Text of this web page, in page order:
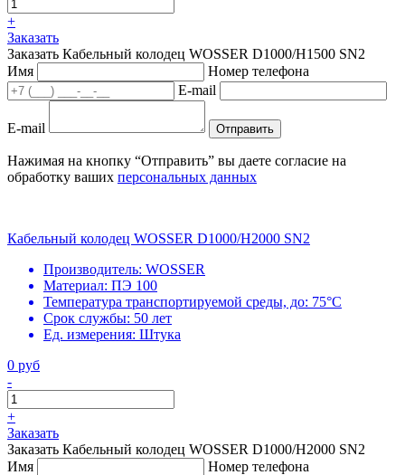
+
Заказать
Заказать Кабельный колодец WOSSER D1000/H1500 SN2
Имя
Номер телефона
E-mail
E-mail Отправить
Нажимая на кнопку “Отправить” вы даете согласие на
обработку ваших персональных данных
Кабельный колодец WOSSER D1000/H2000 SN2
Производитель: WOSSER
Материал: ПЭ 100
Температура транспортируемой среды, до: 75°С
Срок службы: 50 лет
Ед. измерения: Штука
0 руб
-
+
Заказать
Заказать Кабельный колодец WOSSER D1000/H2000 SN2
Имя
Номер телефона